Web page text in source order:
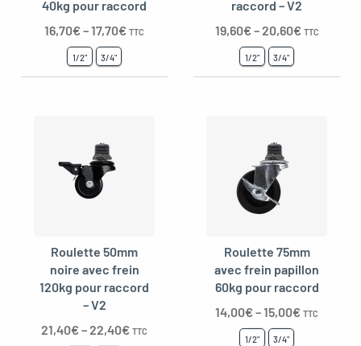
40kg pour raccord
16,70€–17,70€ TTC
1/2" 3/4"
raccord – V2
19,60€–20,60€ TTC
1/2" 3/4"
Roulette 50mm
noire avec frein
120kg pour raccord
– V2
21,40€–22,40€ TTC
Roulette 75mm
avec frein papillon
60kg pour raccord
14,00€–15,00€ TTC
1/2" 3/4"